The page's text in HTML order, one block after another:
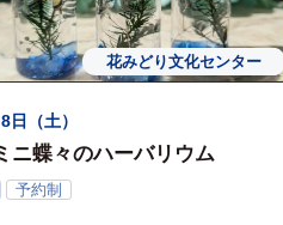
体験会
ワークショップ
花みどり文化センター
日（土）
ニ蝶々のハーバリウム
予約制